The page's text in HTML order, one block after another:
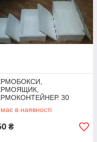
30
в наявності
₴